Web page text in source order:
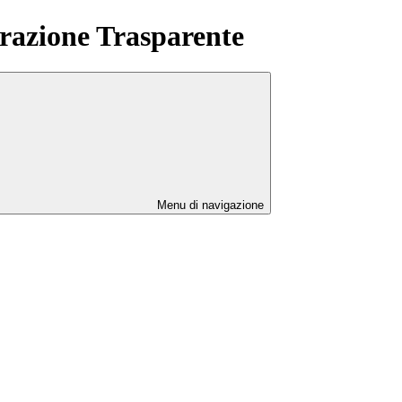
Trasparente
Menu di navigazione